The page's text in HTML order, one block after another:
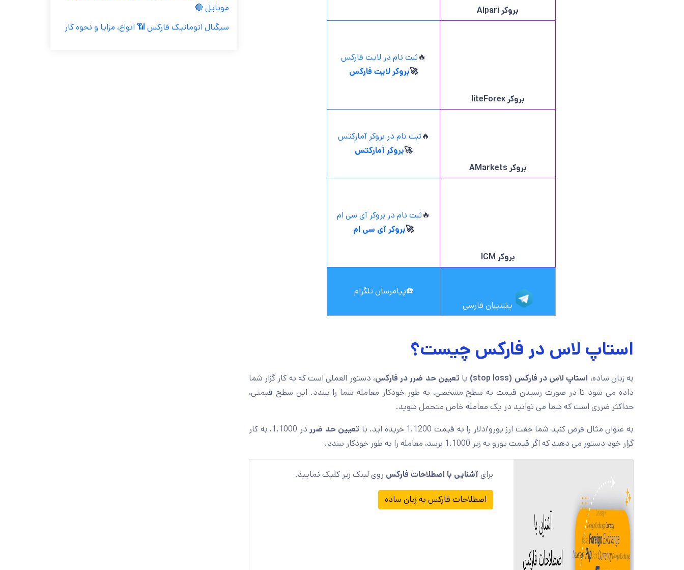
بروکر Alpari
بروکرliteForex
🔥ثبت نام در لایت فارکس
🚀بروکر لایت فارکس
بروکر AMarkets
🔥ثبت نام در بروکر آمارکتس
🚀بروکر آمارکتس
بروکر ICM
🔥ثبت نام در بروکر آی سی ام
🚀بروکر آی سی ام
پشتیبان فارسی
☎️پیامرسان تلگرام
استاپ لاس در فارکس چیست؟
به زبان ساده، استاپ لاس در فارکس (stop loss) یا تعیین حد ضرر در فارکس، دستور العملی است که به کار گزار شما
داده می شود تا در صورت رسیدن قیمت به سطح مشخصی، به طور خودکار معامله شما را ببندد. این سطح قیمتی،
حداکثر ضرری است که شما می توانید در یک معامله خاص متحمل شوید.
به عنوان مثال فرض کنید شما جفت ارز یورو/دلار را به قیمت 1.1200 خریده اید. با
تعیین حد ضرر
در 1.1000، به کار
گزار خود دستور می دهید که اگر قیمت یورو به زیر 1.1000 برسد، معامله را به طور خودکار ببندد.
برایآشنایی با اصطلاحات فارکس روی لینک زیر کلیک نمایید.
اصطلاحات فارکس به زبان ساده
موبایل 🔴
سیگنال اتوماتیک فارکس 📶 انواع، مزایا و نحوه کار